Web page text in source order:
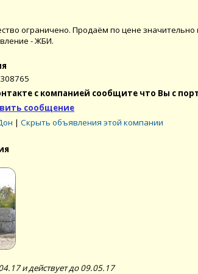
ограничено. Продаём по цене
- ЖБИ.
с компанией сообщите что Вы с
сообщение
| Скрыть объявления этой компании
и действует до 09.05.17